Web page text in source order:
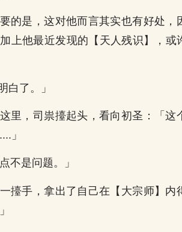
的是，这对他而言其实也有好处
上他最近发现的【天人残识】，
白了。」
里，司祟擡起头，看向初圣：「
」
点不是问题。」
擡手，拿出了自己在【大宗师】